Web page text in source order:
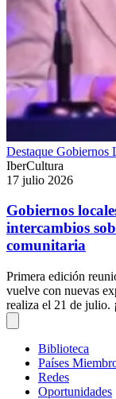
Destaque Gobiernos
IberCultura
17 julio 2026
Gobiernos
intercambios
comunitaria
Primera edición
vuelve con nuevas
realiza el 21 de julio.
Biblioteca
Países
Redes
Oportunidades